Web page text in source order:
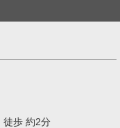
徒歩 約2分